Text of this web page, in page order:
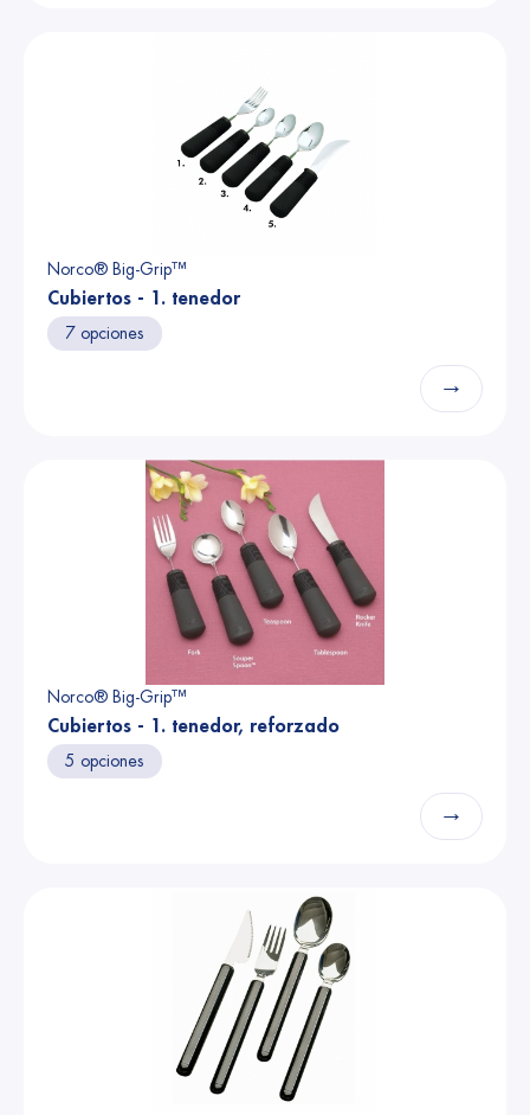
Norco® Big-Grip™
Cubiertos - 1. tenedor
7 opciones
→
Norco® Big-Grip™
Cubiertos - 1. tenedor, reforzado
5 opciones
→